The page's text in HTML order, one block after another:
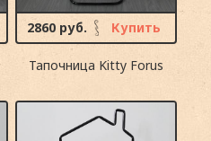
2860 руб. Купить
Тапочница Kitty Forus